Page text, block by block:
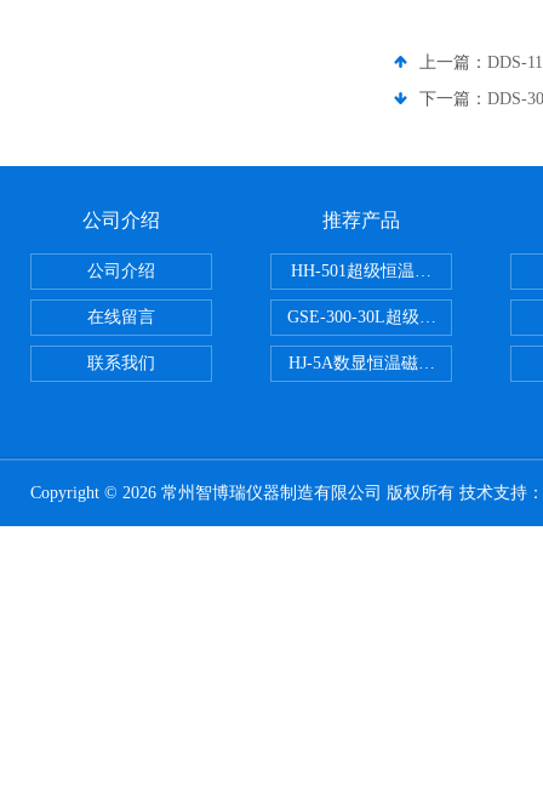
上一篇： DDS-
下一篇： DDS-
公司介绍
公司介绍
在线留言
联系我们
推荐产品
HH-501超级恒温水浴
GSE-300-30L超级循环恒温油浴锅
HJ-5A数显恒温磁力搅拌器
Copyright © 2026 常州智博瑞仪器制造有限公司 版权所有 技术支持：